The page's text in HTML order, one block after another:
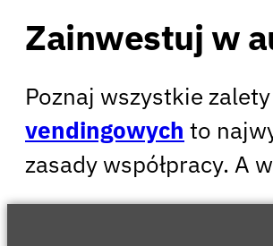
Zainwestuj w
Poznaj wszystkie
vendingowych to
zasady współpracy. A